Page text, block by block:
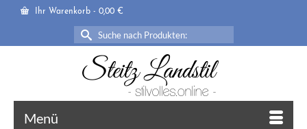
Ihr Warenkorb - 0,00 €
Suche
nach:
Menü